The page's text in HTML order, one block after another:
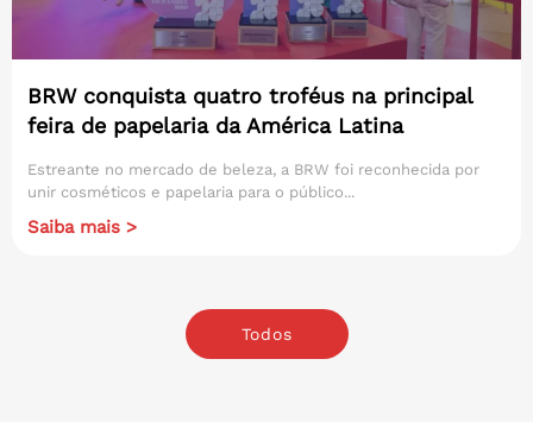
BRW conquista quatro troféus na principal
feira de papelaria da América Latina
Estreante no mercado de beleza, a BRW foi reconhecida por
unir cosméticos e papelaria para o público...
Saiba mais >
Todos